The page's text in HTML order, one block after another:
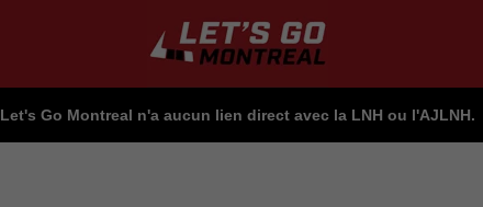
Let's Go Montreal n'a aucun lien direct avec la LNH ou l'AJLNH.